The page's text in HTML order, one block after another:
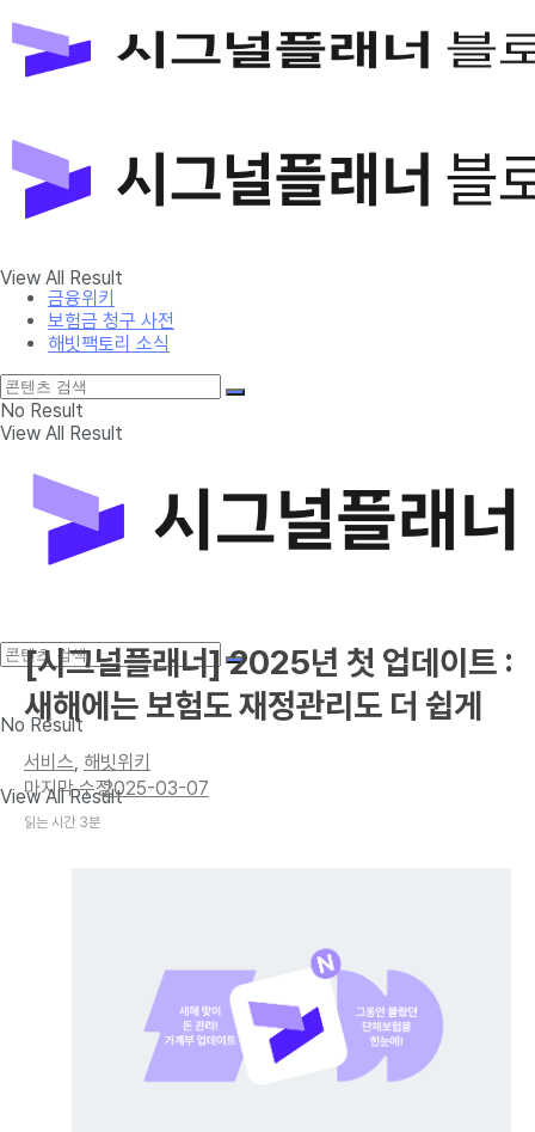
보험금 청구 사전
해빗팩토리 소식
View All Result
금융위키
보험금 청구 사전
해빗팩토리 소식
No Result
View All Result
No Result
View All Result
[시그널플래너] 2025년 첫 업데이트 :
새해에는 보험도 재정관리도 더 쉽게
서비스 해빗위키
2025-03-07
읽는 시간 3분